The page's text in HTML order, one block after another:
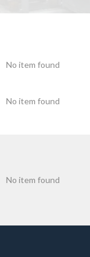
No item found
No item found
No item found